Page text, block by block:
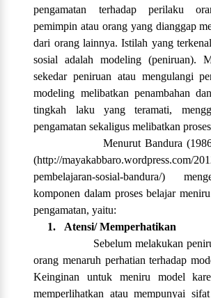
pengamatan terhadap perilaku
pemimpin atau orang yang dianggap
dari orang lainnya. Istilah yang
sosial adalah modeling (peniruan).
sekedar peniruan atau mengulangi
modeling melibatkan penambahan
tingkah laku yang teramati,
pengamatan sekaligus melibatkan
Menurut Bandura (1986)
(http://mayakabbaro.wordpress.com/
pembelajaran-sosial-bandura/)
komponen dalam proses belajar
pengamatan, yaitu:
1.
Atensi/ Memperhatikan
Sebelum melakukan
orang menaruh perhatian terhadap
Keinginan untuk meniru model
memperlihatkan atau mempunyai